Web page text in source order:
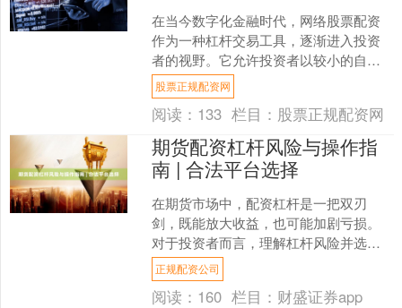
在当今数字化金融时代，网络股票配资
作为一种杠杆交易工具，逐渐进入投资
者的视野。它允许投资者以较小的自有
资金撬动数倍于本金的交易额度，从而
在行情有利时放大收益。然....
股票正规配资网
阅读： 133 栏目： 股票正规配资网
期货配资杠杆风险与操作指
南 | 合法平台选择
在期货市场中，配资杠杆是一把双刃
剑，既能放大收益，也可能加剧亏损。
对于投资者而言，理解杠杆风险并选择
合法平台至关重要。本文将深入探讨期
货配资的杠杆风险、操作要点....
正规配资公司
阅读： 160 栏目： 财盛证券app